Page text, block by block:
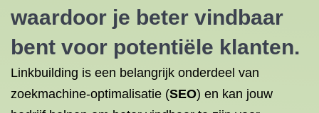
waardoor je beter vindbaar
bent voor potentiële klanten.
Linkbuilding is een belangrijk onderdeel van
zoekmachine-optimalisatie (SEO) en kan jouw